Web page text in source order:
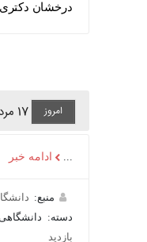
درخشان دکتری 1405
17 مرداد روز خبرنگار گرامی باد
ادامه خبر
منبع:دانشگاه
دسته: دانشگاهی